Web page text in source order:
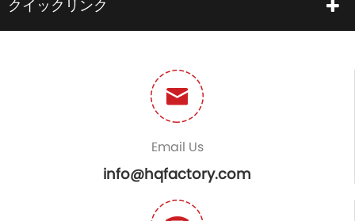
クイックリンク
Email Us
info@hqfactory.com